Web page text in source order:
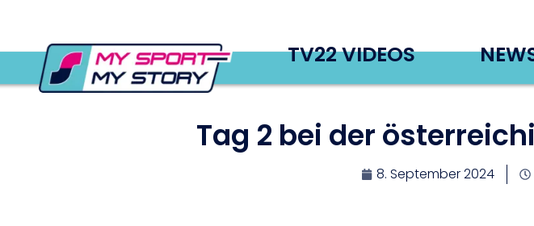
TV22 VIDEOS
Tag 2 bei der
8. September 2024